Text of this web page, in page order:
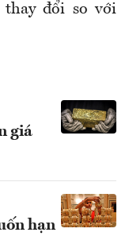
thay đổi so với
giá
hạn